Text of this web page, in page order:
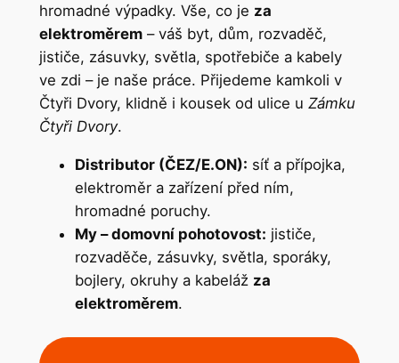
hromadné výpadky. Vše, co je za
elektroměrem– váš byt, dům, rozvaděč,
jističe, zásuvky, světla, spotřebiče a kabely
ve zdi – je naše práce. Přijedeme kamkoli v
Čtyři Dvory, klidně i kousek od ulice u Zámku
Čtyři Dvory.
Distributor (ČEZ/E.ON): síť a přípojka,
elektroměr a zařízení před ním,
hromadné poruchy.
My – domovní pohotovost: jističe,
rozvaděče, zásuvky, světla, sporáky,
bojlery, okruhy a kabeláž za
elektroměrem.